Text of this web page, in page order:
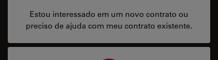
Estou interessado em um novo contrato ou
preciso de ajuda com meu contrato existente.